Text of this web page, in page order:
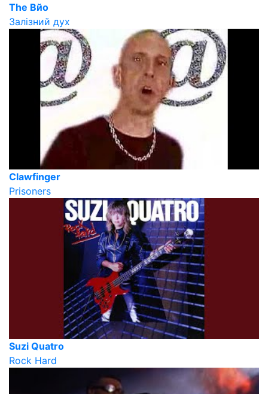
The Вйо
Залізний дух
Clawfinger
Prisoners
Suzi Quatro
Rock Hard